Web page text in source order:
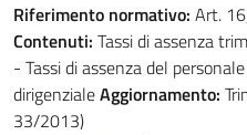
Riferimento normativo: Art.
Contenuti: Tassi di assenza
- Tassi di assenza del
dirigenzialeAggiornamento:
33/2013)